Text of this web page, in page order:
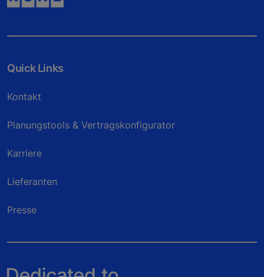
Quick Links
Kontakt
Planungstools & Vertragskonfigurator
Karriere
Lieferanten
Presse